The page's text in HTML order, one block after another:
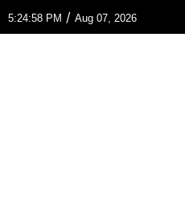
5:24:58 PM / Aug 07, 2026